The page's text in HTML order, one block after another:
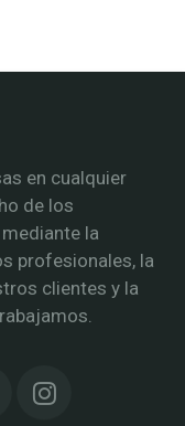
en cualquier
de los
la
profesionales, la
clientes y la